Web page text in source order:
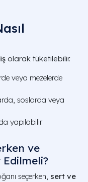
olarak tüketilebilir.
veya mezelerde
soslarda veya
yapılabilir.
ve
seçerken, sert ve